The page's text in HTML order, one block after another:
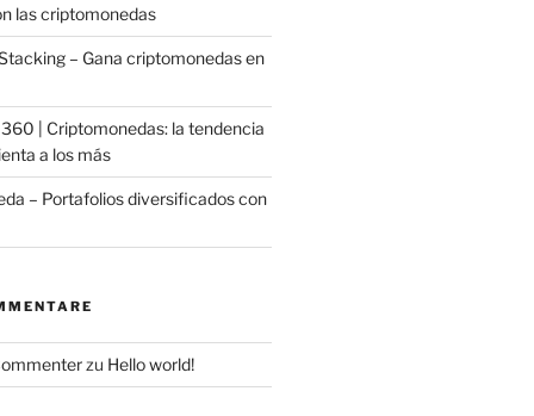
las criptomonedas
– Gana criptomonedas en
| Criptomonedas: la tendencia
a los más
– Portafolios diversificados con
zu Hello world!